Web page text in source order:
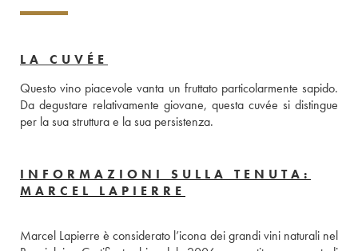
LA CUVÉE
Questo vino piacevole vanta un fruttato particolarmente sapido.
Da degustare relativamente giovane, questa cuvée si distingue
per la sua struttura e la sua persistenza.
INFORMAZIONI SULLA TENUTA:
MARCEL LAPIERRE
Marcel Lapierre è considerato l’icona dei grandi vini naturali nel